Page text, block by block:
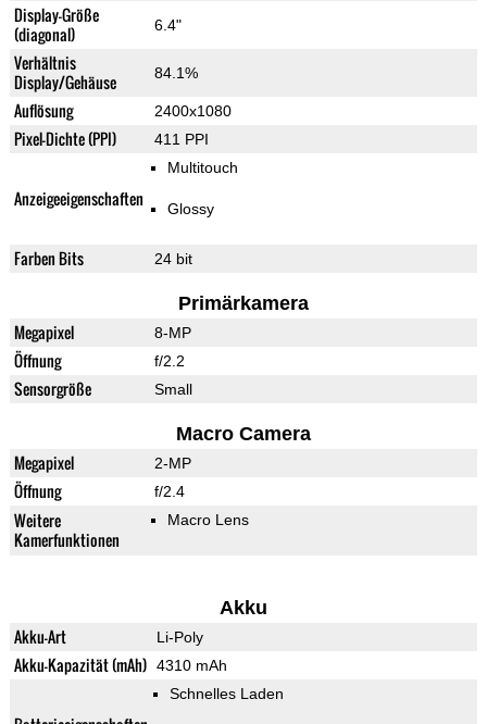
Display-Größe
(diagonal)
6.4"
Verhältnis
Display/Gehäuse
84.1%
Auflösung 2400x1080
Pixel-Dichte (PPI) 411 PPI
Anzeigeeigenschaften
Multitouch
Glossy
Farben Bits 24 bit
Primärkamera
Megapixel 8-MP
Öffnung f/2.2
Sensorgröße Small
Macro Camera
Megapixel 2-MP
Öffnung f/2.4
Weitere
Kamerfunktionen
Macro Lens
Akku
Akku-Art Li-Poly
Akku-Kapazität (mAh) 4310 mAh
Schnelles Laden